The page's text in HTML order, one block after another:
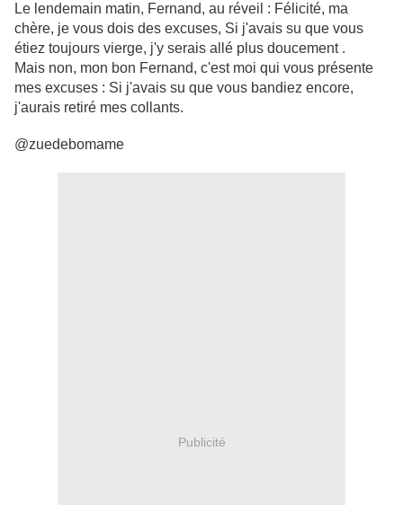
Le lendemain matin, Fernand, au réveil : Félicité, ma
chère, je vous dois des excuses, Si j'avais su que vous
étiez toujours vierge, j'y serais allé plus doucement .
Mais non, mon bon Fernand, c'est moi qui vous présente
mes excuses : Si j'avais su que vous bandiez encore,
j'aurais retiré mes collants.
@zuedebomame
Publicité